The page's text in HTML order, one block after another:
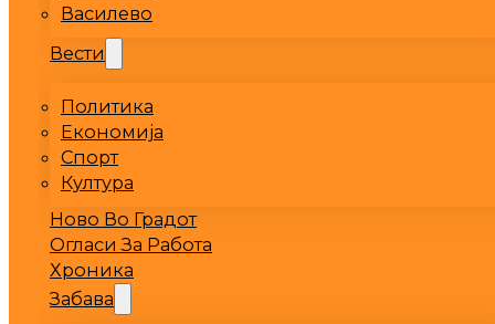
Василево
Вести
Политика
Економија
Спорт
Култура
Ново Во Градот
Огласи За Работа
Хроника
Забава